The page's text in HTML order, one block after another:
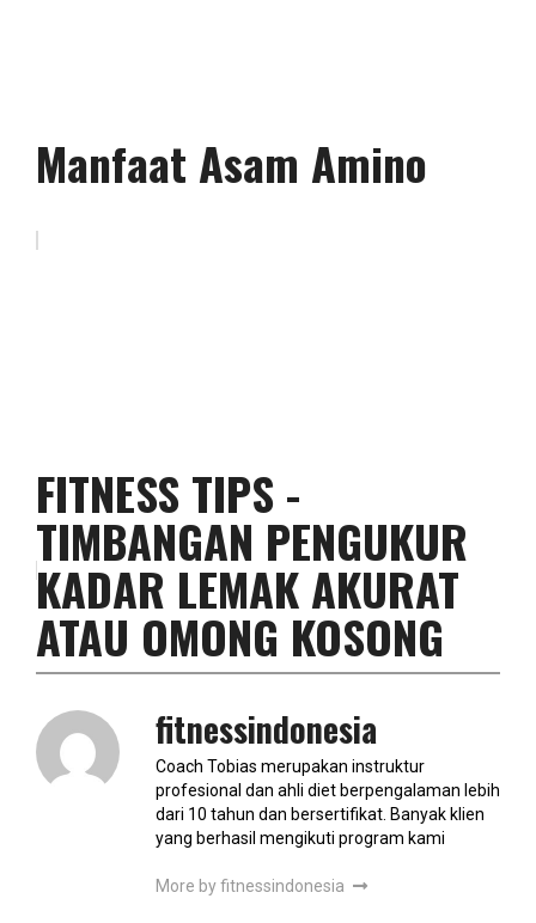
Manfaat Asam Amino
FITNESS TIPS -
TIMBANGAN PENGUKUR
KADAR LEMAK AKURAT
ATAU OMONG KOSONG
fitnessindonesia
Coach Tobias merupakan instruktur
profesional dan ahli diet berpengalaman lebih
dari 10 tahun dan bersertifikat. Banyak klien
yang berhasil mengikuti program kami
More by fitnessindonesia